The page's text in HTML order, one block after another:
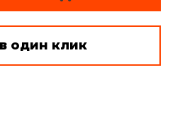
один клик